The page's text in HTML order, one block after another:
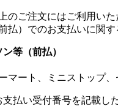
のご注文にはご利用いた
払）でのお支払いに関す
等（前払）
マート、ミニストップ
払い受付番号を記載し